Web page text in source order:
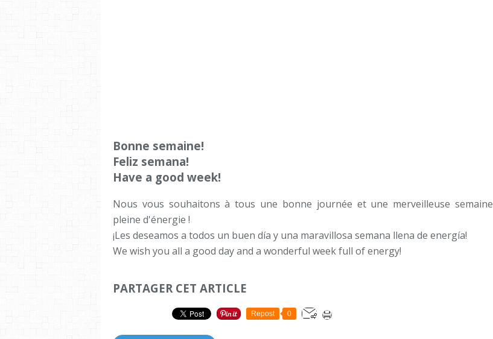
Bonne semaine!
Feliz semana!
Have a good week!
Nous vous souhaitons à tous une bonne journée et une merveilleuse semaine
pleine d'énergie !
¡Les deseamos a todos un buen día y una maravillosa semana llena de energía!
We wish you all a good day and a wonderful week full of energy!
PARTAGER CET ARTICLE
Repost 0